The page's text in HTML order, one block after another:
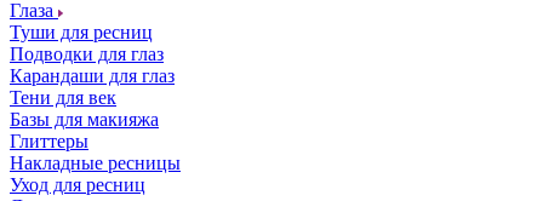
Глаза
Туши для ресниц
Подводки для глаз
Карандаши для глаз
Тени для век
Базы для макияжа
Глиттеры
Накладные ресницы
Уход для ресниц